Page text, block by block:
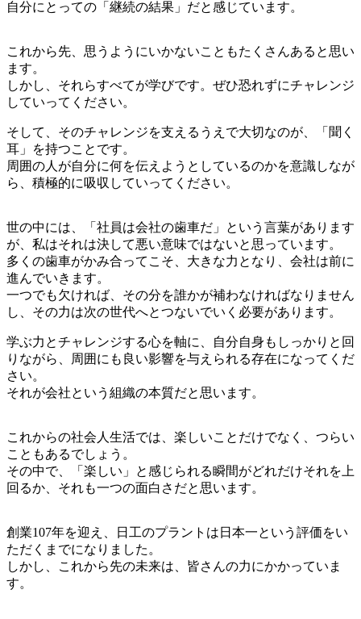
自分にとっての「継続の結果」だと感じています。
これから先、思うようにいかないこともたくさんあると思い
ます。
しかし、それらすべてが学びです。ぜひ恐れずにチャレンジ
していってください。
そして、そのチャレンジを支えるうえで大切なのが、「聞く
耳」を持つことです。
周囲の人が自分に何を伝えようとしているのかを意識しなが
ら、積極的に吸収していってください。
世の中には、「社員は会社の歯車だ」という言葉があります
が、私はそれは決して悪い意味ではないと思っています。
多くの歯車がかみ合ってこそ、大きな力となり、会社は前に
進んでいきます。
一つでも欠ければ、その分を誰かが補わなければなりません
し、その力は次の世代へとつないでいく必要があります。
学ぶ力とチャレンジする心を軸に、自分自身もしっかりと回
りながら、周囲にも良い影響を与えられる存在になってくだ
さい。
それが会社という組織の本質だと思います。
これからの社会人生活では、楽しいことだけでなく、つらい
こともあるでしょう。
その中で、「楽しい」と感じられる瞬間がどれだけそれを上
回るか、それも一つの面白さだと思います。
創業107年を迎え、日工のプラントは日本一という評価をい
ただくまでになりました。
しかし、これから先の未来は、皆さんの力にかかっていま
す。